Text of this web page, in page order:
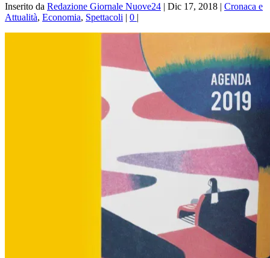
Inserito da Redazione Giornale Nuove24 | Dic 17, 2018 | Cronaca e
Attualità, Economia, Spettacoli | 0 |